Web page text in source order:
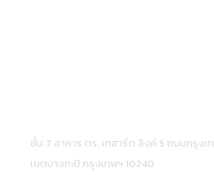
ชั้น 7 อาคาร ดร. เกฮาร์ด ลิงค์ 5 ถนนกรุง
เขตบางกะปิ กรุงเทพฯ 10240